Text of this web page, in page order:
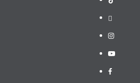
threads
Instagram
Youtube
Facebook